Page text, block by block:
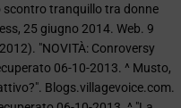
scontro tranquillo tra donne
25 giugno 2014. Web. 9
"NOVITÀ: Conroversy
06-10-2013. ^ Musto,
Blogs.villagevoice.com.